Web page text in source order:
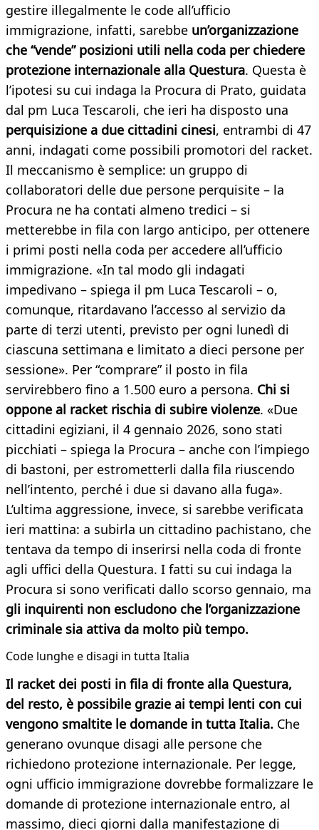
gestire illegalmente le code all’ufficio
immigrazione, infatti, sarebbe un’organizzazione
che “vende” posizioni utili nella coda per chiedere
protezione internazionale alla Questura. Questa è
l’ipotesi su cui indaga la Procura di Prato, guidata
dal pm Luca Tescaroli, che ieri ha disposto una
perquisizione a due cittadini cinesi, entrambi di 47
anni, indagati come possibili promotori del racket.
Il meccanismo è semplice: un gruppo di
collaboratori delle due persone perquisite – la
Procura ne ha contati almeno tredici – si
metterebbe in fila con largo anticipo, per ottenere
i primi posti nella coda per accedere all’ufficio
immigrazione. «In tal modo gli indagati
impedivano – spiega il pm Luca Tescaroli – o,
comunque, ritardavano l’accesso al servizio da
parte di terzi utenti, previsto per ogni lunedì di
ciascuna settimana e limitato a dieci persone per
sessione». Per “comprare” il posto in fila
servirebbero fino a 1.500 euro a persona. Chi si
oppone al racket rischia di subire violenze. «Due
cittadini egiziani, il 4 gennaio 2026, sono stati
picchiati – spiega la Procura – anche con l’impiego
di bastoni, per estrometterli dalla fila riuscendo
nell’intento, perché i due si davano alla fuga».
L’ultima aggressione, invece, si sarebbe verificata
ieri mattina: a subirla un cittadino pachistano, che
tentava da tempo di inserirsi nella coda di fronte
agli uffici della Questura. I fatti su cui indaga la
Procura si sono verificati dallo scorso gennaio, ma
gli inquirenti non escludono che l’organizzazione
criminale sia attiva da molto più tempo.
Code lunghe e disagi in tutta Italia
Il racket dei posti in fila di fronte alla Questura,
del resto, è possibile grazie ai tempi lenti con cui
vengono smaltite le domande in tutta Italia. Che
generano ovunque disagi alle persone che
richiedono protezione internazionale. Per legge,
ogni ufficio immigrazione dovrebbe formalizzare le
domande di protezione internazionale entro, al
massimo, dieci giorni dalla manifestazione di